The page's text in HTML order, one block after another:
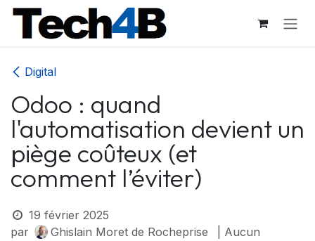
Se rendre au contenu
Digital
Odoo : quand
l'automatisation devient un
piège coûteux (et
comment l’éviter)
19 février 2025
par
Ghislain Moret de Rocheprise
| Aucun